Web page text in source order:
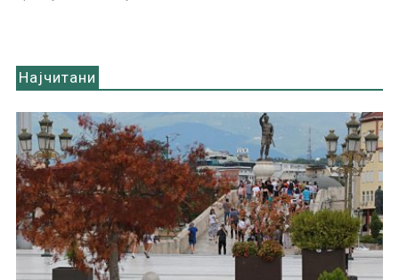
Најчитани